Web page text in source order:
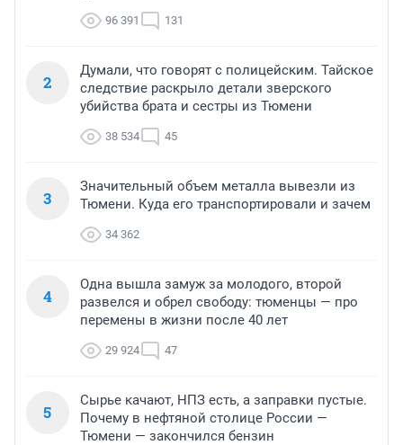
96 391 131
2
Думали, что говорят с полицейским. Тайское
следствие раскрыло детали зверского
убийства брата и сестры из Тюмени
38 534 45
3
Значительный объем металла вывезли из
Тюмени. Куда его транспортировали и зачем
34 362
4
Одна вышла замуж за молодого, второй
развелся и обрел свободу: тюменцы — про
перемены в жизни после 40 лет
29 924 47
5
Сырье качают, НПЗ есть, а заправки пустые.
Почему в нефтяной столице России —
Тюмени — закончился бензин